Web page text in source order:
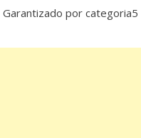
Garantizado por categoria5